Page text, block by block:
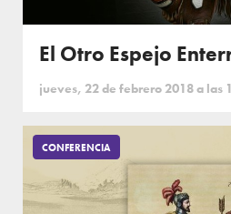
El Otro Espejo
jueves, 22 de febrero 2018 a las
CONFERENCIA